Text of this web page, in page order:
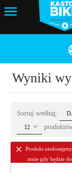
Wyniki
Sortuj według: sort
pop12
Produkt
mnie gdy będzie